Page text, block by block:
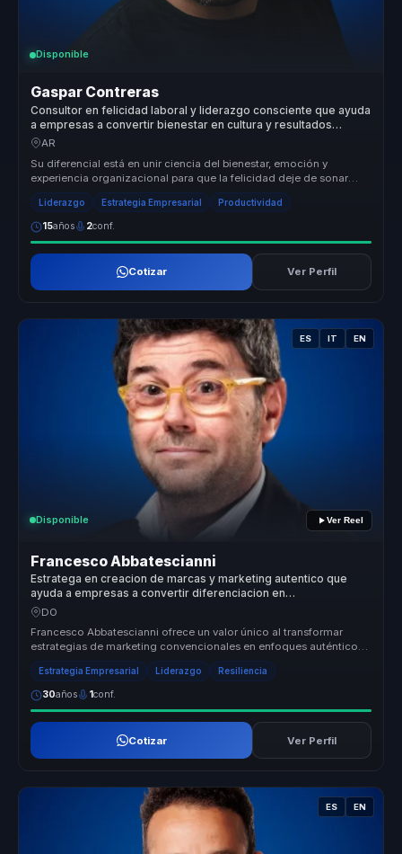
Disponible
Gaspar Contreras
Consultor en felicidad laboral y liderazgo consciente que ayuda
a empresas a convertir bienestar en cultura y resultados
sostenibles.
AR
Su diferencial está en unir ciencia del bienestar, emoción y
experiencia organizacional para que la felicidad deje de sonar
abstracta. At...
Liderazgo Estrategia Empresarial Productividad
15años 2conf.
Cotizar Ver Perfil
ES IT EN
Disponible Ver Reel
Francesco Abbatescianni
Estratega en creacion de marcas y marketing autentico que
ayuda a empresas a convertir diferenciacion en
posicionamiento, lealtad y ventaja competitiva.
DO
Francesco Abbatescianni ofrece un valor único al transformar
estrategias de marketing convencionales en enfoques auténticos
y efectivos q...
Estrategia Empresarial Liderazgo Resiliencia
30años 1conf.
Cotizar Ver Perfil
ES EN